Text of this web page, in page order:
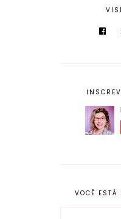
VOCÊ ESTÁ